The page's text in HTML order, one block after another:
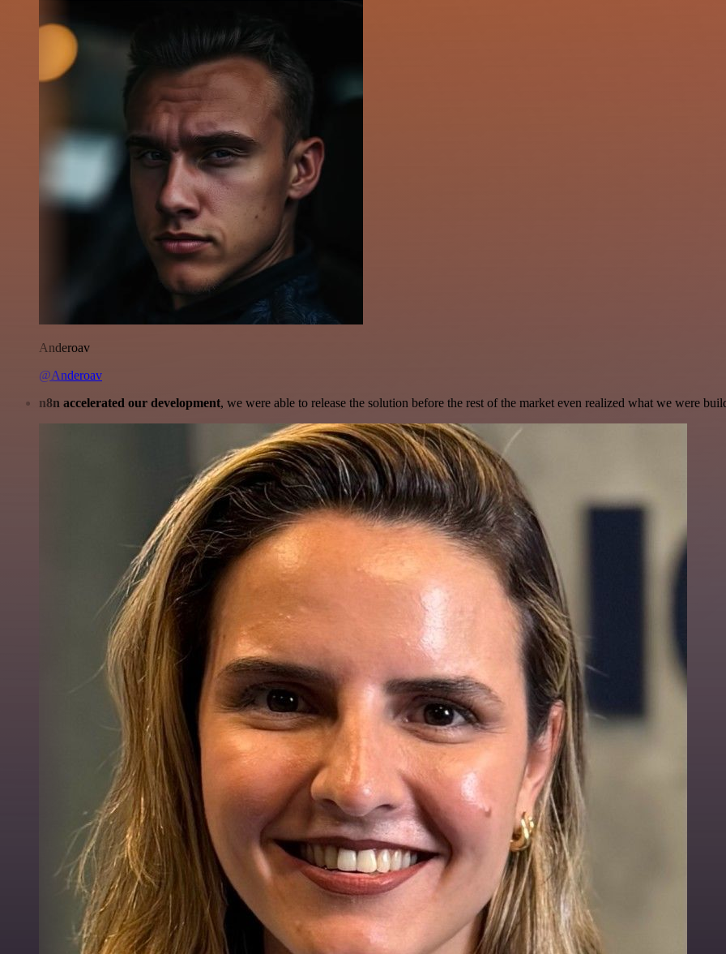
Anderoav
@Anderoav
n8n accelerated our development, we were able to release the solution before the rest of the market even realized what we were